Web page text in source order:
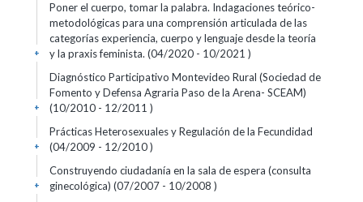
Poner el cuerpo, tomar la palabra. Indagaciones teórico-
metodológicas para una comprensión articulada de las
categorías experiencia, cuerpo y lenguaje desde la teoría
y la praxis feminista. (04/2020 - 10/2021 )
+
Diagnóstico Participativo Montevideo Rural (Sociedad de
Fomento y Defensa Agraria Paso de la Arena- SCEAM)
(10/2010 - 12/2011 )
+
Prácticas Heterosexuales y Regulación de la Fecundidad
(04/2009 - 12/2010 )
+
Construyendo ciudadanía en la sala de espera (consulta
ginecológica) (07/2007 - 10/2008 )
+